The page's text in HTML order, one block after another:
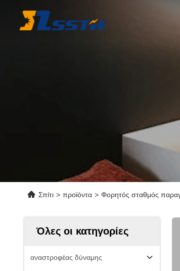
Σπίτι > προϊόντα > Φορητός σταθμός
Όλες οι κατηγορίες
αναστροφέας δύναμης